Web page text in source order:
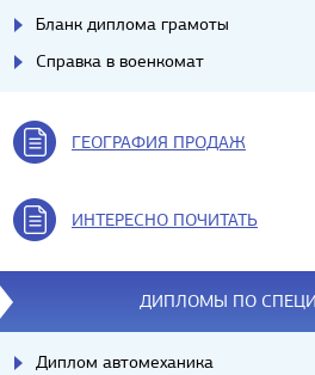
Бланк диплома грамоты
Справка в военкомат
ГЕОГРАФИЯ ПРОДАЖ
ИНТЕРЕСНО ПОЧИТАТЬ
ДИПЛОМЫ ПО
Диплом автомеханика